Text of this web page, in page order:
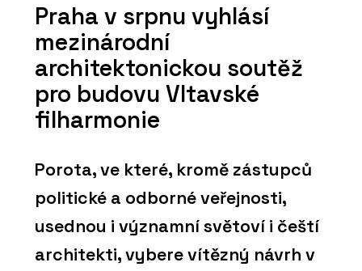
Praha v srpnu vyhlásí
mezinárodní
architektonickou soutěž
pro budovu Vltavské
filharmonie
Porota, ve které, kromě zástupců
politické a odborné veřejnosti,
usednou i významní světoví i čeští
architekti, vybere vítězný návrh v